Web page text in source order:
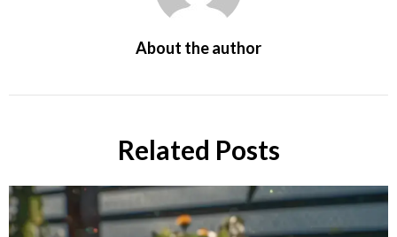
About the author
Related Posts